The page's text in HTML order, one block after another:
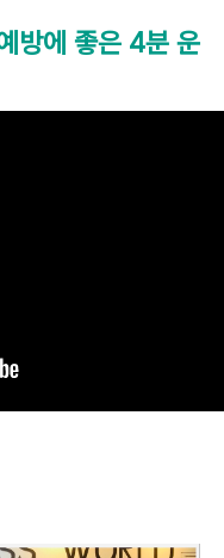
방에 좋은 4분 운